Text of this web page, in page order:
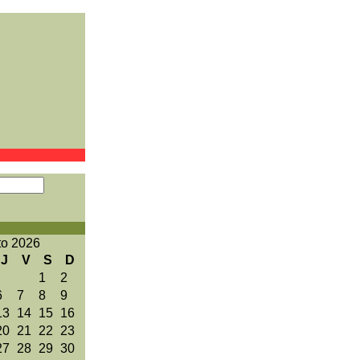
2026
J V S
D
1
2
7 8
9
14 15 16
21 22
23
28 29 30